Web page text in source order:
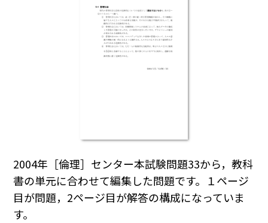
2004年［倫理］センター本試験問題33から，教科
書の単元に合わせて編集した問題です。１ページ
目が問題，2ページ目が解答の構成になっていま
す。